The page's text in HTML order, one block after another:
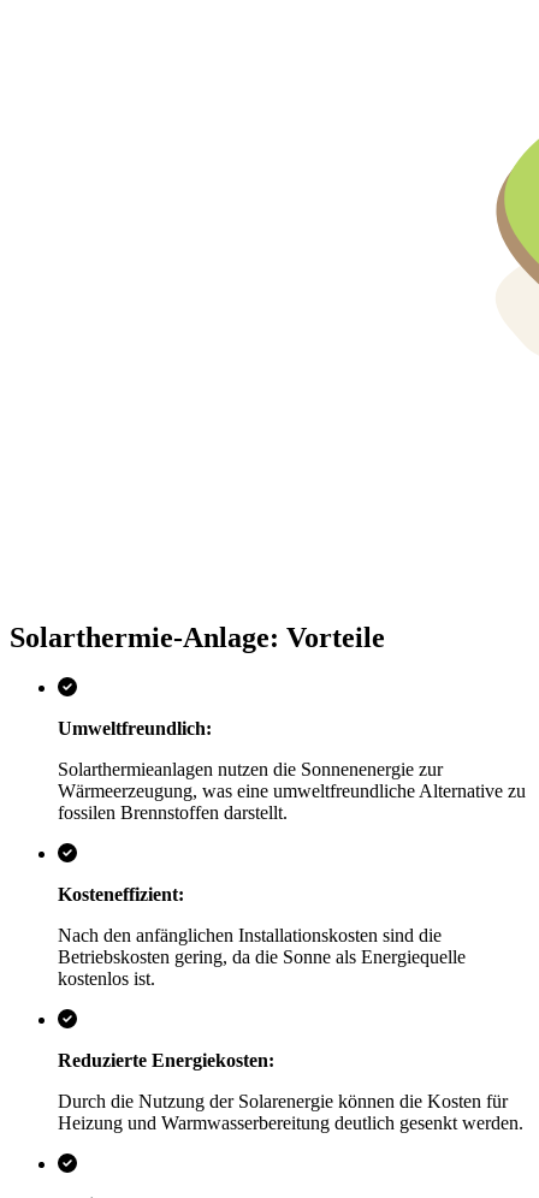
Solarthermie-Anlage: Vorteile
Umweltfreundlich:
Solarthermieanlagen nutzen die Sonnenenergie zur
Wärmeerzeugung, was eine umweltfreundliche Alternative zu
fossilen Brennstoffen darstellt.
Kosteneffizient:
Nach den anfänglichen Installationskosten sind die
Betriebskosten gering, da die Sonne als Energiequelle
kostenlos ist.
Reduzierte Energiekosten:
Durch die Nutzung der Solarenergie können die Kosten für
Heizung und Warmwasserbereitung deutlich gesenkt werden.